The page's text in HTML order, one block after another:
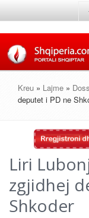
Kreu » Lajme »
deputet i PD ne
Liri
zgjidhej
Shkoder